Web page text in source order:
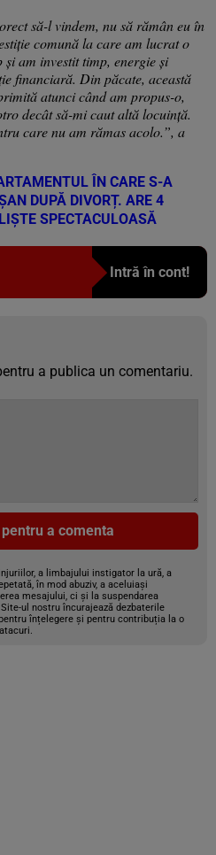
să-l vindem, nu să rămân eu în
comună la care am lucrat o
am investit timp, energie și
financiară. Din păcate, această
atunci când am propus-o,
decât să-mi caut altă locuință.
care nu am rămas acolo.”, a
ÎN CARE S-A
DUPĂ DIVORȚ. ARE 4
SPECTACULOASĂ
Intră în cont!
a publica un comentariu.
a comenta
a limbajului instigator la ură, a
în mod abuziv, a aceluiași
mesajului, ci și la suspendarea
ul nostru încurajează dezbaterile
înțelegere și pentru contribuția la o